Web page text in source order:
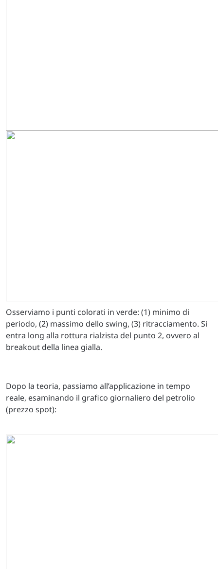
Osserviamo i punti colorati in verde: (1) minimo di
periodo, (2) massimo dello swing, (3) ritracciamento. Si
entra long alla rottura rialzista del punto 2, ovvero al
breakout della linea gialla.
Dopo la teoria, passiamo all’applicazione in tempo
reale, esaminando il grafico giornaliero del petrolio
(prezzo spot):